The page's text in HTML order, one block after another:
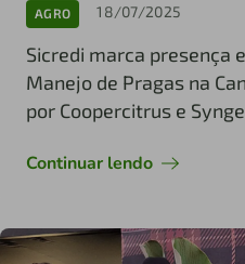
AGRO 18/07/2025
Sicredi marca presença
Manejo de Pragas na
por Coopercitrus e
Continuar lendo